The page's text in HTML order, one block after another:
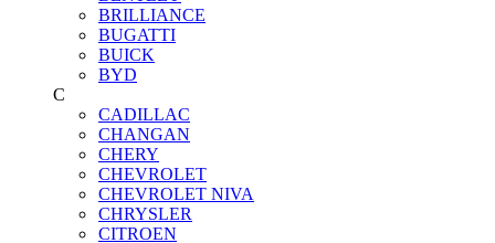
BRILLIANCE
BUGATTI
BUICK
BYD
C
CADILLAC
CHANGAN
CHERY
CHEVROLET
CHEVROLET NIVA
CHRYSLER
CITROEN